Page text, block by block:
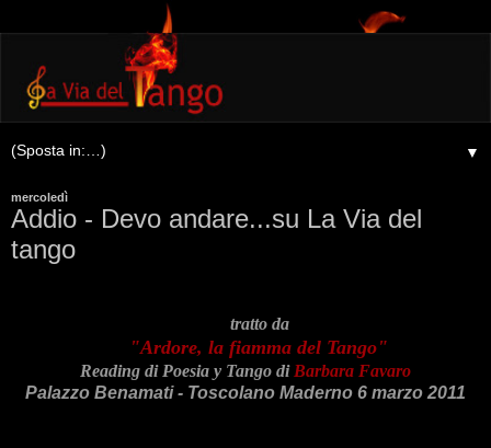
▼
mercoledì
Addio - Devo andare...su La Via del
tango
tratto da
"Ardore, la fiamma del Tango"
Reading di Poesia y Tango di Barbara Favaro
Palazzo Benamati - Toscolano Maderno 6 marzo 2011